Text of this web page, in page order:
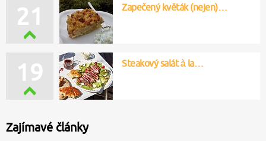
19 Steakový salát à la…
21 Zapečený květák (nejen)…
Zajímavé články